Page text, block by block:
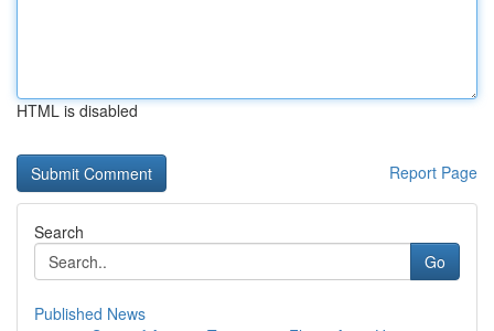
HTML is disabled
Report Page
Search
Go
Published News